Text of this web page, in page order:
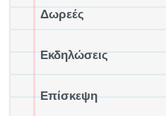
Δωρεές
Εκδηλώσεις
Επίσκεψη